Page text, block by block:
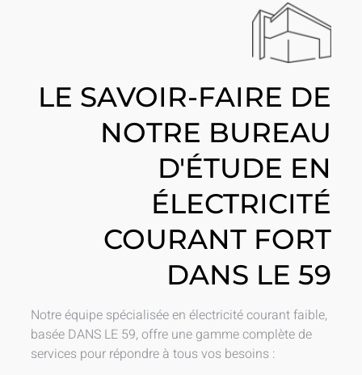
LE SAVOIR-FAIRE DE
NOTRE BUREAU
D'ÉTUDE EN
ÉLECTRICITÉ
COURANT FORT
DANS LE 59
Notre équipe spécialisée en électricité courant faible,
basée DANS LE 59, offre une gamme complète de
services pour répondre à tous vos besoins :